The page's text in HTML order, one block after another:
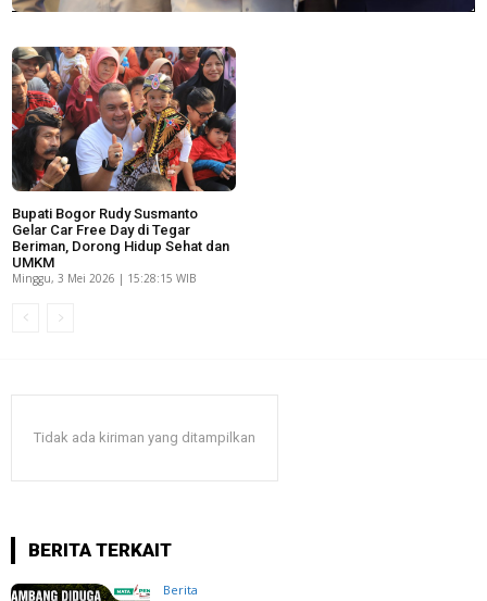
Bupati Bogor Rudy Susmanto
Gelar Car Free Day di Tegar
Beriman, Dorong Hidup Sehat dan
UMKM
Minggu, 3 Mei 2026 | 15:28:15 WIB
Tidak ada kiriman yang ditampilkan
BERITA TERKAIT
Berita